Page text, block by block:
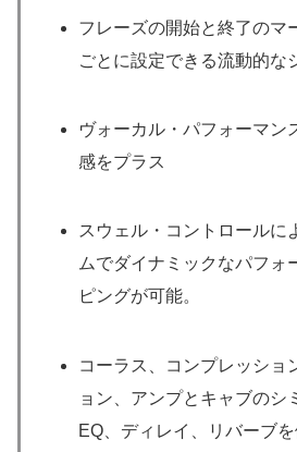
フレーズの開始と終了のマ
ごとに設定できる流動的な
ヴォーカル・パフォーマン
感をプラス
スウェル・コントロールに
ムでダイナミックなパフォ
ピングが可能。
コーラス、コンプレッショ
ョン、アンプとキャブのシ
EQ、ディレイ、リバーブ